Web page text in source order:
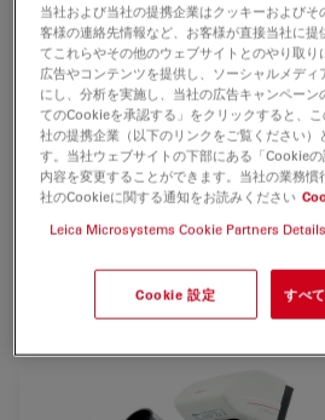
対物レンズを手動で切り替えると
態、倍率を認識して光量、絞り、
合）などを最適な状態に自動アジ
ほとんど意識することなく、高度
こなすことが可能になりました。
電動フォーカスコントロールは対
自動的に同焦点性を維持する機構
ング撮影などできわめて高いパフ
当社および当社の提携企業はクッキーおよび
客様の連絡先情報など、お客様が直接当社に提
てこれらやその他のウェブサイトとのやり取
広告やコンテンツを提供し、ソーシャルメデ
にし、分析を実施し、当社の広告キャンペー
てのCookieを承認する」をクリックすると、
社の提携企業（以下のリンクをご覧ください）
す。当社ウェブサイトの下部にある「Cookie
内容を変更することができます。当社の業務
社のCookieに関する通知をお読みください
Leica Microsystems Cookie Partners Details
Cookie 設定 すべ